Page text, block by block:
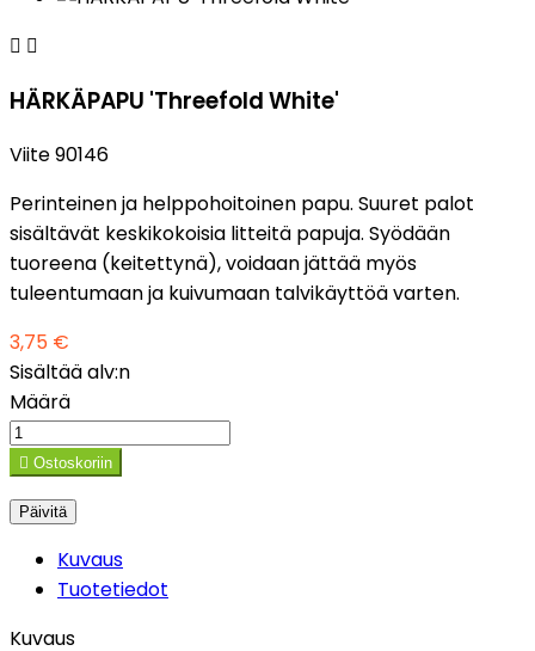
 
HÄRKÄPAPU 'Threefold White'
Viite90146
Perinteinen ja helppohoitoinen papu. Suuret palot
sisältävät keskikokoisia litteitä papuja. Syödään
tuoreena (keitettynä), voidaan jättää myös
tuleentumaan ja kuivumaan talvikäyttöä varten.
3,75 €
Sisältää alv:n
Määrä
 Ostoskoriin
Kuvaus
Tuotetiedot
Kuvaus